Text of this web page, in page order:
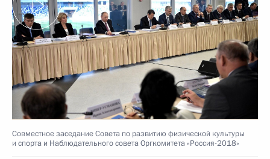
Совместное заседание Совета по развитию физической культуры
и спорта и Наблюдательного совета Оргкомитета «Россия-2018»